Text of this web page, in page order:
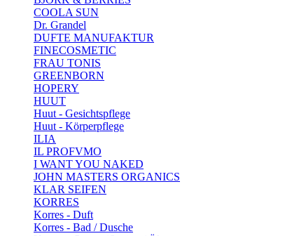
COOLA SUN
Dr. Grandel
DUFTE MANUFAKTUR
FINECOSMETIC
FRAU TONIS
GREENBORN
HOPERY
HUUT
Huut - Gesichtspflege
Huut - Körperpflege
ILIA
IL PROFVMO
I WANT YOU NAKED
JOHN MASTERS ORGANICS
KLAR SEIFEN
KORRES
Korres - Duft
Korres - Bad / Dusche